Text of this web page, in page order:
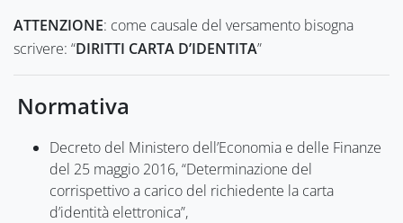
ATTENZIONE: come causale del versamento bisogna
scrivere: “DIRITTI CARTA D’IDENTITA”
Normativa
Decreto del Ministero dell’Economia e delle Finanze
del 25 maggio 2016, “Determinazione del
corrispettivo a carico del richiedente la carta
d’identità elettronica”,